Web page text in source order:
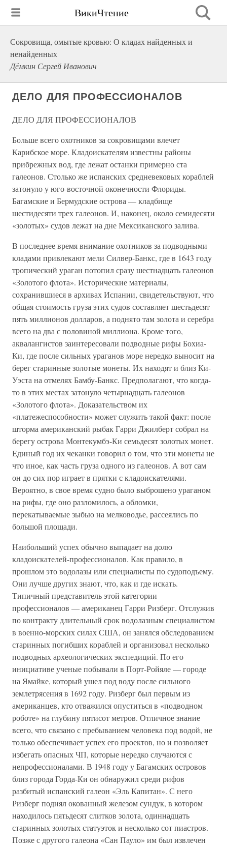
ВикиЧтение
Сокровища, омытые кровью: О кладах найденных и
ненайденных
Дёмкин Сергей Иванович
ДЕЛО ДЛЯ ПРОФЕССИОНАЛОВ
ДЕЛО ДЛЯ ПРОФЕССИОНАЛОВ
Больше всего охотников за сокровищами влечет
Карибское море. Кладоискателям известны районы
прибрежных вод, где лежат останки примерно ста
галеонов. Столько же испанских средневековых кораблей
затонуло у юго-восточной оконечности Флориды.
Багамские и Бермудские острова — кладбище
шестидесяти трех галеонов. И, наконец, около семидесяти
«золотых» судов лежат на дне Мексиканского залива.
В последнее время внимание охотников за подводными
кладами привлекают мели Силвер-Банкс, где в 1643 году
тропический ураган потопил сразу шестнадцать галеонов
«Золотого флота». Исторические материалы,
сохранившиеся в архивах Испании, свидетельствуют, что
общая стоимость груза этих судов составляет шестьдесят
пять миллионов долларов, а поднято там золота и серебра
всего на два с половиной миллиона. Кроме того,
аквалангистов заинтересовали подводные рифы Бохиа-
Ки, где после сильных ураганов море нередко выносит на
берег старинные золотые монеты. Их находят и близ Ки-
Уэста на отмелях Бамбу-Банкс. Предполагают, что когда-
то в этих местах затонуло четырнадцать галеонов
«Золотого флота». Доказательством их
«платежеспособности» может служить такой факт: после
шторма американский рыбак Гарри Джилберт собрал на
берегу острова Монтекумбэ-Ки семьдесят золотых монет.
Единый год их чеканки говорил о том, что эти монеты не
что иное, как часть груза одного из галеонов. А вот сам
он до сих пор играет в прятки с кладоискателями.
Вероятно, в свое время судно было выброшено ураганом
на рифы, где оно разломилось, а обломки,
перекатываемые зыбью на мелководье, рассеялись по
большой площади.
Наибольший успех обычно выпадает на долю
кладоискателей-профессионалов. Как правило, в
прошлом это водолазы или специалисты по судоподъему.
Они лучше других знают, что, как и где искать.
Типичный представитель этой категории
профессионалов — американец Гарри Ризберг. Отслужив
по контракту длительный срок водолазным специалистом
в военно-морских силах США, он занялся обследованием
старинных погибших кораблей и организовал несколько
подводных археологических экспедиций. По его
инициативе ученые побывали в Порт-Ройяле — городе
на Ямайке, который ушел под воду после сильного
землетрясения в 1692 году. Ризберг был первым из
американцев, кто отважился опуститься в «подводном
роботе» на глубину пятисот метров. Отличное знание
всего, что связано с пребыванием человека под водой, не
только обеспечивает успех его проектов, но и позволяет
избегать опасных ЧП, которые нередко случаются с
непрофессионалами. В 1948 году у Багамских островов
близ города Горда-Ки он обнаружил среди рифов
разбитый испанский галеон «Эль Капитан». С него
Ризберг поднял окованный железом сундук, в котором
находилось пятьдесят слитков золота, одиннадцать
старинных золотых статуэток и несколько сот пиастров.
Позже с другого галеона «Сан Пауло» им был извлечен